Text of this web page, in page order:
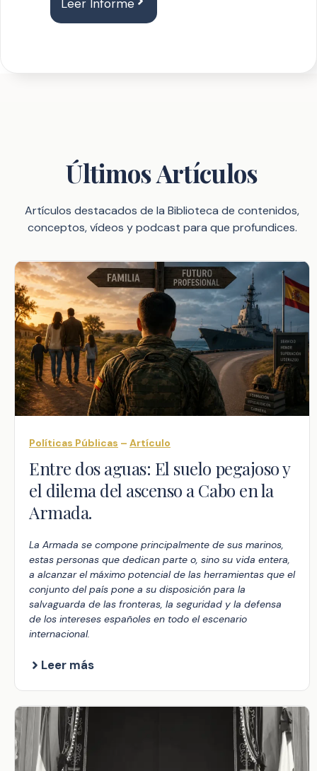
Leer Informe
Últimos Artículos
Artículos destacados de la Biblioteca de contenidos,
conceptos, vídeos y podcast para que profundices.
Políticas Públicas – Artículo
Entre dos aguas: El suelo pegajoso y
el dilema del ascenso a Cabo en la
Armada.
La Armada se compone principalmente de sus marinos,
estas personas que dedican parte o, sino su vida entera,
a alcanzar el máximo potencial de las herramientas que el
conjunto del país pone a su disposición para la
salvaguarda de las fronteras, la seguridad y la defensa
de los intereses españoles en todo el escenario
internacional.
Leer más